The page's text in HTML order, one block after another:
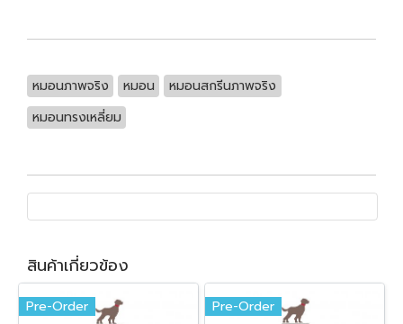
หมอนภาพจริง หมอน
หมอนสกรีนภาพจริง
หมอนทรงเหลี่ยม
สินค้าเกี่ยวข้อง
Pre-Order Pre-Order